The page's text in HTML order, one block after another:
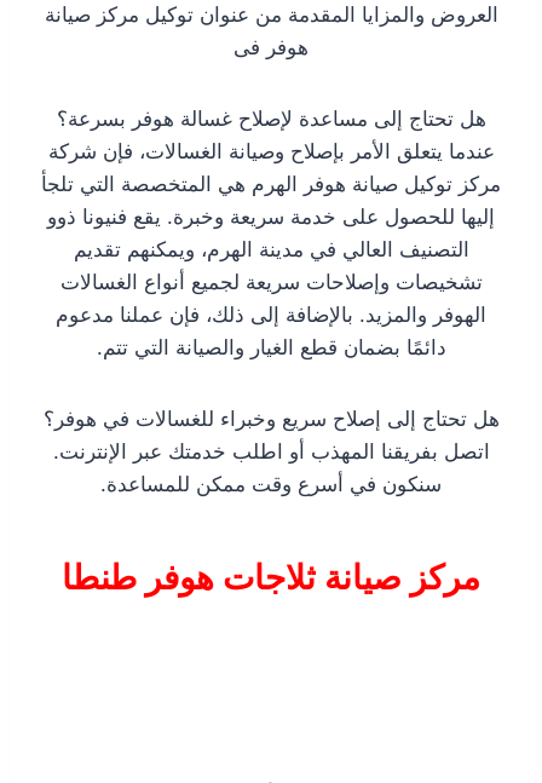
العروض والمزايا المقدمة من عنوان توكيل مركز صيانة
هوفر فى
هل تحتاج إلى مساعدة لإصلاح غسالة هوفر بسرعة؟
عندما يتعلق الأمر بإصلاح وصيانة الغسالات، فإن شركة
مركز توكيل صيانة هوفر الهرم هي المتخصصة التي تلجأ
إليها للحصول على خدمة سريعة وخبرة. يقع فنيونا ذوو
التصنيف العالي في مدينة الهرم، ويمكنهم تقديم
تشخيصات وإصلاحات سريعة لجميع أنواع الغسالات
الهوفر والمزيد. بالإضافة إلى ذلك، فإن عملنا مدعوم
دائمًا بضمان قطع الغيار والصيانة التي تتم.
هل تحتاج إلى إصلاح سريع وخبراء للغسالات في هوفر؟
اتصل بفريقنا المهذب أو اطلب خدمتك عبر الإنترنت.
سنكون في أسرع وقت ممكن للمساعدة.
مركز صيانة ثلاجات هوفر طنطا